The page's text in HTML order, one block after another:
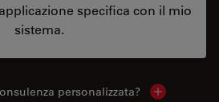
specifica con il mio
sistema.
personalizzata? Show local